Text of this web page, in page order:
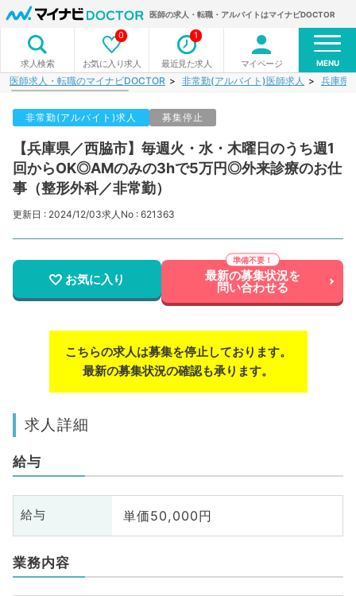
医師の求人・転職・アルバイトはマイナビDOCTOR
求人検索 お気に入り求人
0
最近見た求人
1
マイページ MENU
医師求人・転職のマイナビDOCTOR 非常勤(アルバイト)医師求人 兵庫県
非常勤(アルバイト)求人 募集停止
【兵庫県／西脇市】毎週火・水・木曜日のうち週1
回からOK◎AMのみの3hで5万円◎外来診療のお仕
事（整形外科／非常勤）
更新日 : 2024/12/03求人No : 621363
お気に入り 最新の募集状況を
問い合わせる
こちらの求人は募集を停止しております。
最新の募集状況の確認も承ります。
求人詳細
給与
給与 単価50,000円
業務内容